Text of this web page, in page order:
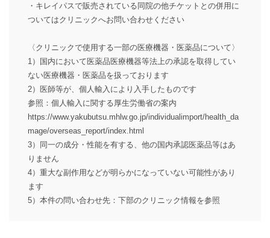
・キレイパスで販売されている同院の他チケットとの併用に
ついてはクリニックへお問い合わせください
〈クリニックで使用する一部の医療機器・医薬品について〉
1）国内において医薬品医療機器等法上の承認を取得してい
ない医療機器・医薬品を扱っております
2）医師等が、個人輸入により入手したものです
参照：個人輸入に関する厚生労働省の案内
https://www.yakubutsu.mhlw.go.jp/individualimport/health_da
mage/overseas_report/index.html
3）同一の成分・性能を有する、他の国内承認医薬品等はあ
りません
4）重大な副作用などが明らかになっていない可能性があり
ます
5）本件の問い合わせ先：下部のクリニック情報を参照